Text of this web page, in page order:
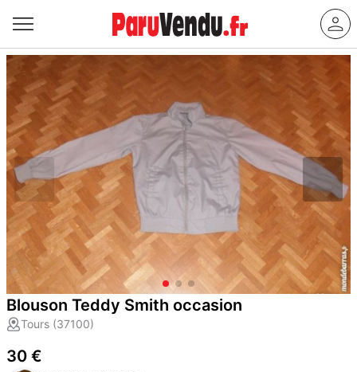
Blouson Teddy Smith occasion
Tours (37100)
30 €